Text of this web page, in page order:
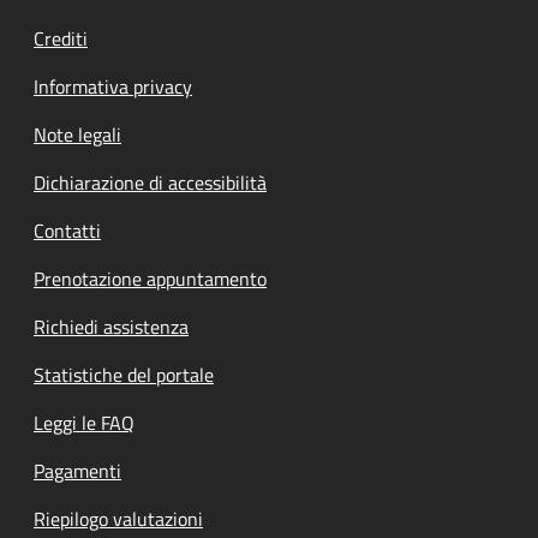
Crediti
Informativa privacy
Note legali
Dichiarazione di accessibilità
Contatti
Prenotazione appuntamento
Richiedi assistenza
Statistiche del portale
Leggi le FAQ
Pagamenti
Riepilogo valutazioni